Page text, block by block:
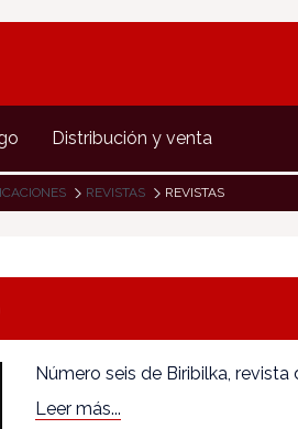
Distribución y venta
REVISTAS REVISTAS
Número seis de Biribilka,
Leer más...